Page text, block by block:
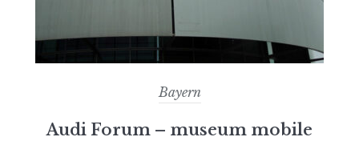
Bayern
Audi Forum – museum mobile